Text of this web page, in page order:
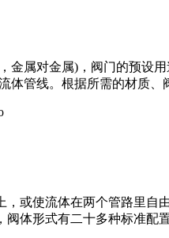
属对金属)，阀门的预设
管线。根据所需的材质、
或使流体在两个管路里
体形式有二十多种标准配